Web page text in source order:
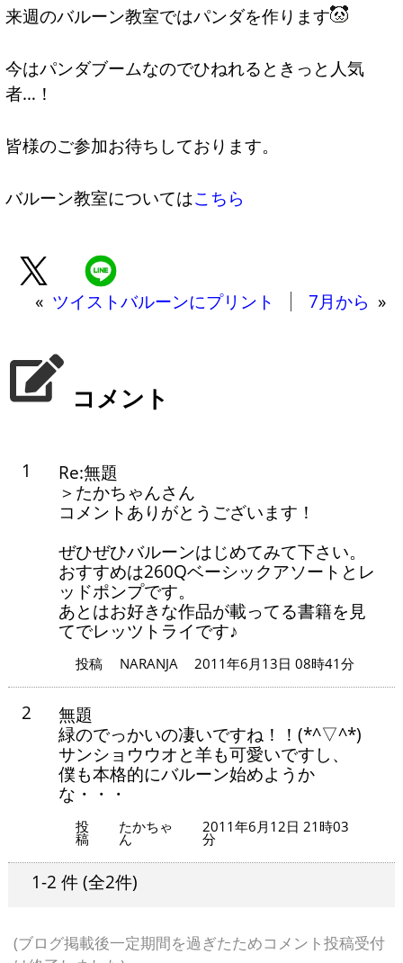
来週のバルーン教室ではパンダを作ります
今はパンダブームなのでひねれるときっと人気
者…！
皆様のご参加お待ちしております。
バルーン教室についてはこちら
« ツイストバルーンにプリント 7月から »
コメント
1
Re:無題
＞たかちゃんさん
コメントありがとうございます！
ぜひぜひバルーンはじめてみて下さい。
おすすめは260Qベーシックアソートとレ
ッドポンプです。
あとはお好きな作品が載ってる書籍を見
てでレッツトライです♪
投稿 NARANJA 2011年6月13日 08時41分
2
無題
緑のでっかいの凄いですね！！(*^▽^*)
サンショウウオと羊も可愛いですし、
僕も本格的にバルーン始めようか
な・・・
投
稿
たかちゃ
ん
2011年6月12日 21時03
分
1-2 件 (全2件)
(ブログ掲載後一定期間を過ぎたためコメント投稿受付